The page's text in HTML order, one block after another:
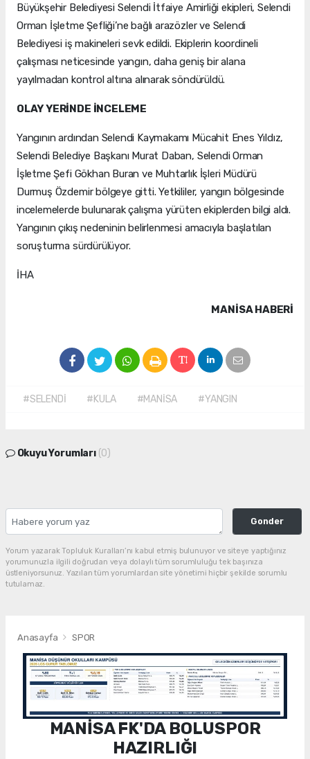
Büyükşehir Belediyesi Selendi İtfaiye Amirliği ekipleri, Selendi
Orman İşletme Şefliği’ne bağlı arazözler ve Selendi
Belediyesi iş makineleri sevk edildi. Ekiplerin koordineli
çalışması neticesinde yangın, daha geniş bir alana
yayılmadan kontrol altına alınarak söndürüldü.
OLAY YERİNDE İNCELEME
Yangının ardından Selendi Kaymakamı Mücahit Enes Yıldız,
Selendi Belediye Başkanı Murat Daban, Selendi Orman
İşletme Şefi Gökhan Buran ve Muhtarlık İşleri Müdürü
Durmuş Özdemir bölgeye gitti. Yetkililer, yangın bölgesinde
incelemelerde bulunarak çalışma yürüten ekiplerden bilgi aldı.
Yangının çıkış nedeninin belirlenmesi amacıyla başlatılan
soruşturma sürdürülüyor.
İHA
MANISA HABERİ
#SELENDİ #KULA #MANİSA #YANGIN
Okuyu Yorumları (0)
Gonder
Yorum yazarak Topluluk Kuralları’nı kabul etmiş bulunuyor ve siteye yaptığınız
yorumunuzla ilgili doğrudan veya dolaylı tüm sorumluluğu tek başınıza
üstleniyorsunuz. Yazılan tüm yorumlardan site yönetimi hiçbir şekilde sorumlu
tutulamaz.
Anasayfa SPOR
MANİSA FK'DA BOLUSPOR
HAZIRLIĞI